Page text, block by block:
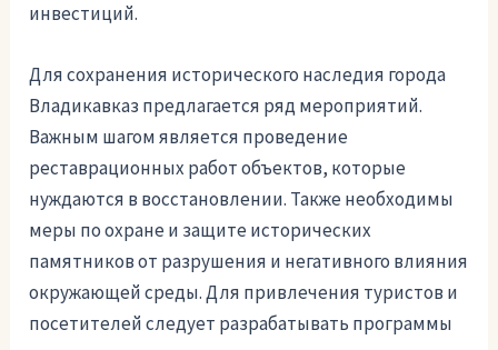
инвестиций.
Для сохранения исторического наследия города
Владикавказ предлагается ряд мероприятий.
Важным шагом является проведение
реставрационных работ объектов, которые
нуждаются в восстановлении. Также необходимы
меры по охране и защите исторических
памятников от разрушения и негативного влияния
окружающей среды. Для привлечения туристов и
посетителей следует разрабатывать программы